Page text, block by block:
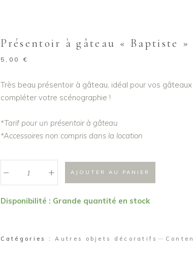
Présentoir à gâteau « Baptiste »
5,00 €
Très beau présentoir à gâteau, idéal pour vos gâteaux
compléter votre scénographie !
*Tarif pour un présentoir à gâteau
*Accessoires non compris dans la location
"Baptiste"
+ AJOUTER AU PANIER
Disponibilité : Grande quantité en stock
Catégories :Autres objets décoratifs